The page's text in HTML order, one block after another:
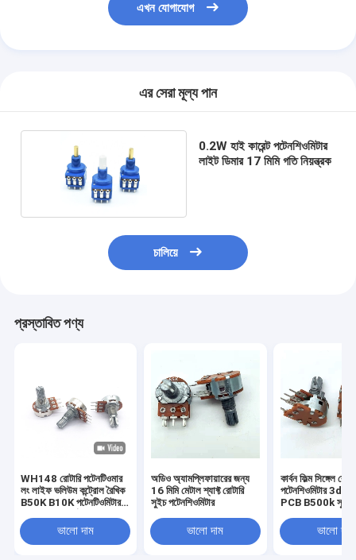
এখন যোগাযোগ
এর সেরা মূল্য পান
0.2W হাই কারেন্ট পটেনশিওমিটার
লাইট ডিমার 17 মিমি গতি নিয়ন্ত্রক
চালিয়ে
প্রস্তাবিত পণ্য
WH148 রোটারি পটেনটিওমার
লং লাইফ ভলিউম কন্ট্রোল রৈখিক
B50K B10K পটেনটিওমিটার
পটেনটিওমিটারভালো দাম
অডিও অ্যামপ্লিফায়ারের জন্য
16 মিমি মেটাল শ্যাফ্ট রোটারি
সুইচ পটেনশিওমিটার
ভালো দাম
কার্বন ফিল্ম সিঙ্গেল
পটেনশিওমিটার 3dB
PCB B500k সুইচ
ভালো দাম